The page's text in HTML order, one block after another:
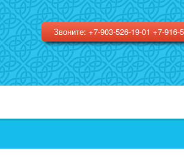
Звоните: +7-903-526-19-01 +7-916-